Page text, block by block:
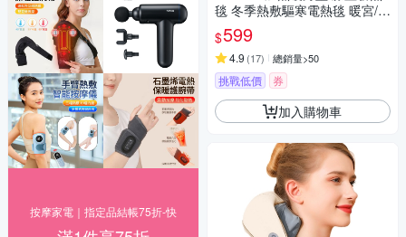
按摩家電｜指定品結帳75折-快
毯 冬季熱敷驅寒電熱毯 暖宮/暖
腿/暖背/暖手 60*30cm
$599
4.9 (17) 總銷量>50
挑戰低價 券
加入購物車